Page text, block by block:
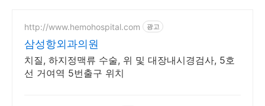
http://www.hemohospital.com 광고
삼성항외과의원
치질, 하지정맥류 수술, 위 및 대장내시경검사, 5호
선 거여역 5번출구 위치